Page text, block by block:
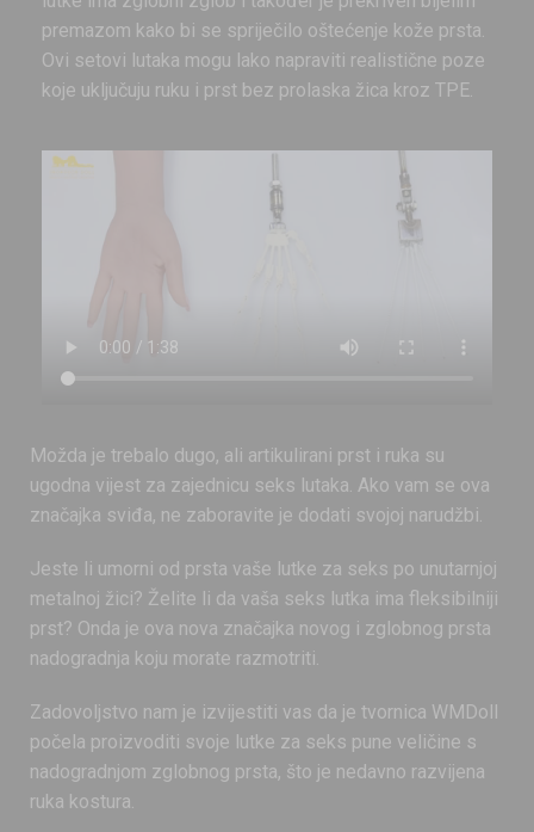
premazom kako bi se spriječilo oštećenje kože prsta.
Ovi setovi lutaka mogu lako napraviti realistične poze
koje uključuju ruku i prst bez prolaska žica kroz TPE.
Možda je trebalo dugo, ali artikulirani prst i ruka su
ugodna vijest za zajednicu seks lutaka. Ako vam se ova
značajka sviđa, ne zaboravite je dodati svojoj narudžbi.
Jeste li umorni od prsta vaše lutke za seks po unutarnjoj
metalnoj žici? Želite li da vaša seks lutka ima fleksibilniji
prst? Onda je ova nova značajka novog i zglobnog prsta
nadogradnja koju morate razmotriti.
Zadovoljstvo nam je izvijestiti vas da je tvornica WMDoll
počela proizvoditi svoje lutke za seks pune veličine s
nadogradnjom zglobnog prsta, što je nedavno razvijena
ruka kostura.